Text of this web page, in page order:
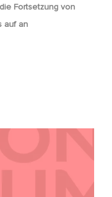
Fortsetzung von
auf an